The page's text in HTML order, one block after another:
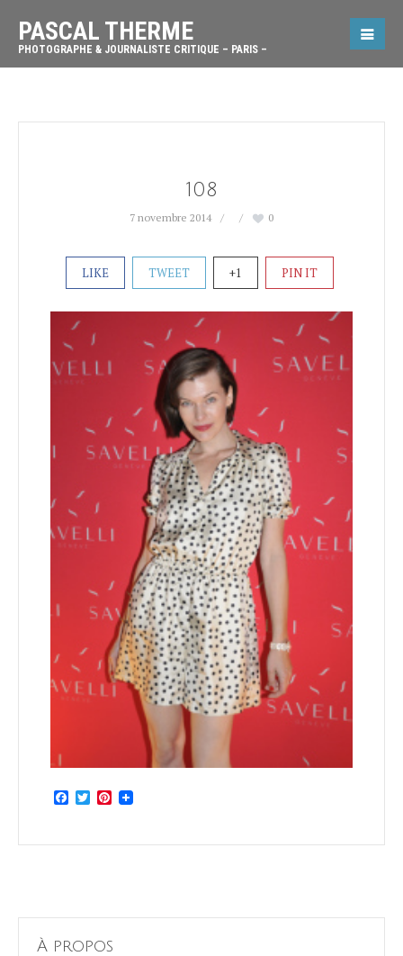
PASCAL THERME
PHOTOGRAPHE & JOURNALISTE CRITIQUE – PARIS –
108
7 novembre 2014 0
LIKE TWEET +1 PIN IT
Facebook
TwitterPinterest
À propos